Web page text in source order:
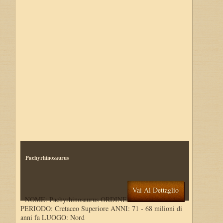
Pachyrhinosaurus
Vai Al Dettaglio
NOME: Pachyrhinosaurus ORDINE: Ornithischia
PERIODO: Cretaceo Superiore ANNI: 71 - 68 milioni di
anni fa LUOGO: Nord